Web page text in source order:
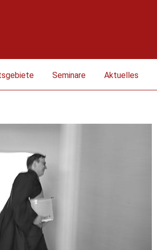
Seminare Aktuelles